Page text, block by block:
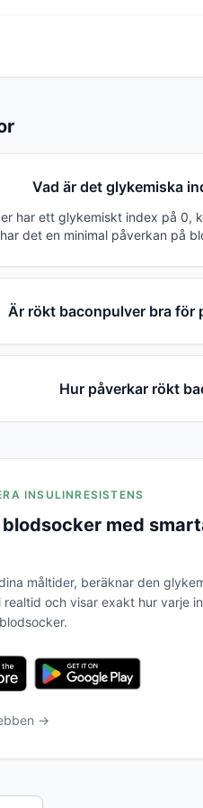
Vad är det glykemiska
har ett glykemiskt index på 0,
det en minimal påverkan på
Är rökt baconpulver bra för
Hur påverkar rökt
INSULINRESISTENS
med
måltider, beräknar den
realtid och visar exakt hur varje
→